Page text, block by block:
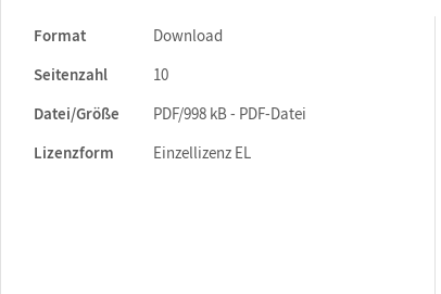
Format
Download
Seitenzahl
10
Datei/Größe
PDF/998 kB - PDF-Datei
Lizenzform
Einzellizenz EL